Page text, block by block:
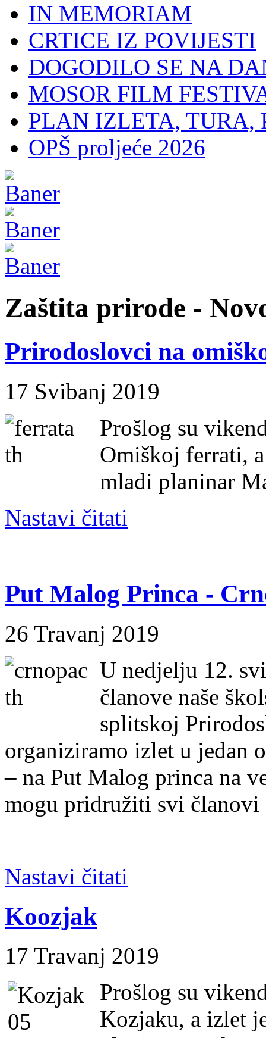
IN MEMORIAM
CRTICE IZ POVIJESTI
DOGODILO SE NA
MOSOR FILM
PLAN IZLETA, TURA,
OPŠ proljeće 2026
Zaštita prirode -
Prirodoslovci na
17 Svibanj 2019
Prošlog su
Omiškoj ferrati,
mladi planinar
Nastavi čitati
Put Malog Princa -
26 Travanj 2019
U nedjelju 12.
članove naše
splitskoj
organiziramo izlet u jedan
– na Put Malog princa na
mogu pridružiti svi članovi
Nastavi čitati
Koozjak
17 Travanj 2019
Prošlog su
Kozjaku, a izlet